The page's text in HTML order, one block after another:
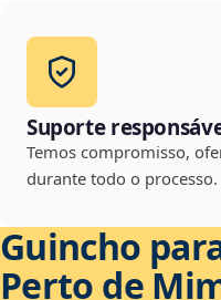
Suporte
Temos compromisso,
durante todo o processo.
Guincho
Perto de